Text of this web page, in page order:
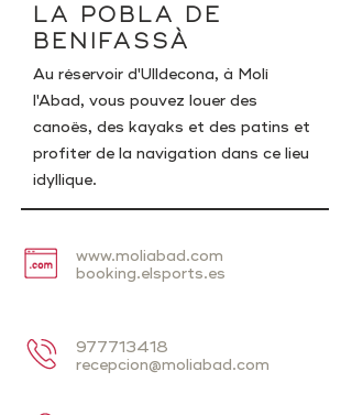
LA POBLA DE
BENIFASSÀ
Au réservoir d'Ulldecona, à Molí
l'Abad, vous pouvez louer des
canoës, des kayaks et des patins et
profiter de la navigation dans ce lieu
idyllique.
www.moliabad.com
booking.elsports.es
977713418
recepcion@moliabad.com